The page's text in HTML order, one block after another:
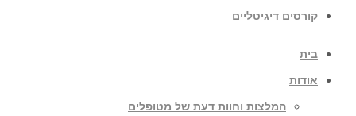
קורסים דיגיטליים
בית
אודות
המלצות וחוות דעת של מטופלים